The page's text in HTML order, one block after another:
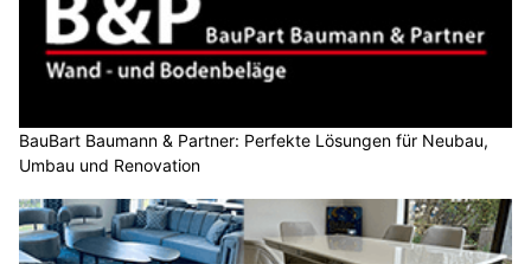
BauBart Baumann & Partner: Perfekte Lösungen für Neubau,
Umbau und Renovation